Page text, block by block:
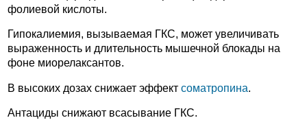
фолиевой кислоты.
Гипокалиемия, вызываемая ГКС, может увеличивать
выраженность и длительность мышечной блокады на
фоне миорелаксантов.
В высоких дозах снижает эффект соматропина.
Антациды снижают всасывание ГКС.